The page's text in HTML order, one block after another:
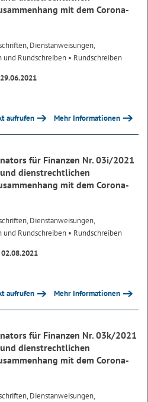
mit dem Corona-
Dienstanweisungen,
und Rundschreiben • Rundschreiben
aufrufen Mehr Informationen
für Finanzen Nr. 03i/2021
dienstrechtlichen
mit dem Corona-
Dienstanweisungen,
und Rundschreiben • Rundschreiben
aufrufen Mehr Informationen
für Finanzen Nr. 03k/2021
dienstrechtlichen
mit dem Corona-
Dienstanweisungen,